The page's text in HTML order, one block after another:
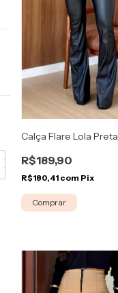
Calça Flare Lola Preta
R$189,90
R$180,41 com Pix
Comprar